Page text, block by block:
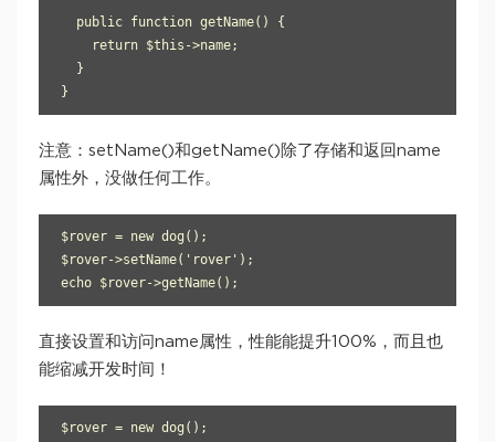
  public function getName() {
    return $this->name;
  }
}
注意：setName()和getName()除了存储和返回name
属性外，没做任何工作。
$rover = new dog();
$rover->setName('rover');
echo $rover->getName();
直接设置和访问name属性，性能能提升100%，而且也
能缩减开发时间！
$rover = new dog();